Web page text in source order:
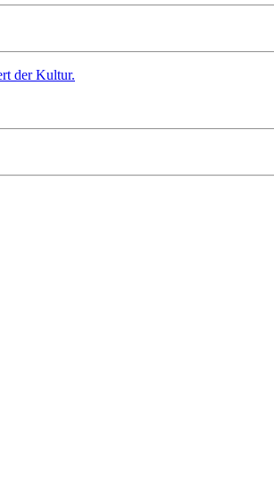
der Kultur.